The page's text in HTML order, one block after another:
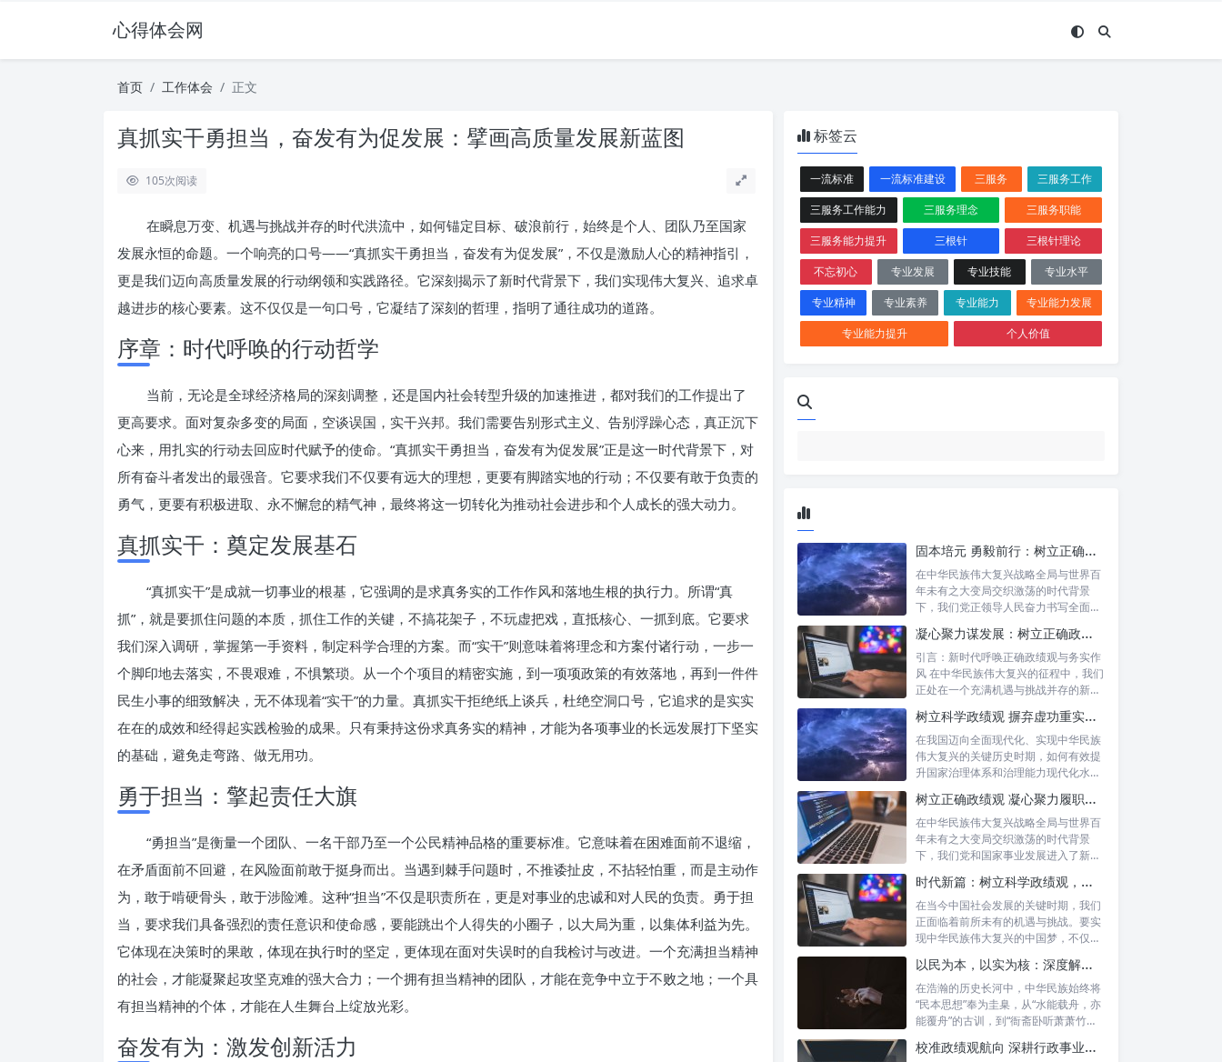
心得体会网
首页 工作体会 正文
真抓实干勇担当，奋发有为促发展：擘画高质量发展新蓝图
105次阅读
在瞬息万变、机遇与挑战并存的时代洪流中，如何锚定目标、破浪前行，始终是个人、团队乃至国家
发展永恒的命题。一个响亮的口号——“真抓实干勇担当，奋发有为促发展”，不仅是激励人心的精神指引，
更是我们迈向高质量发展的行动纲领和实践路径。它深刻揭示了新时代背景下，我们实现伟大复兴、追求卓
越进步的核心要素。这不仅仅是一句口号，它凝结了深刻的哲理，指明了通往成功的道路。
序章：时代呼唤的行动哲学
当前，无论是全球经济格局的深刻调整，还是国内社会转型升级的加速推进，都对我们的工作提出了
更高要求。面对复杂多变的局面，空谈误国，实干兴邦。我们需要告别形式主义、告别浮躁心态，真正沉下
心来，用扎实的行动去回应时代赋予的使命。“真抓实干勇担当，奋发有为促发展”正是这一时代背景下，对
所有奋斗者发出的最强音。它要求我们不仅要有远大的理想，更要有脚踏实地的行动；不仅要有敢于负责的
勇气，更要有积极进取、永不懈怠的精气神，最终将这一切转化为推动社会进步和个人成长的强大动力。
真抓实干：奠定发展基石
“真抓实干”是成就一切事业的根基，它强调的是求真务实的工作作风和落地生根的执行力。所谓“真
抓”，就是要抓住问题的本质，抓住工作的关键，不搞花架子，不玩虚把戏，直抵核心、一抓到底。它要求
我们深入调研，掌握第一手资料，制定科学合理的方案。而“实干”则意味着将理念和方案付诸行动，一步一
个脚印地去落实，不畏艰难，不惧繁琐。从一个个项目的精密实施，到一项项政策的有效落地，再到一件件
民生小事的细致解决，无不体现着“实干”的力量。真抓实干拒绝纸上谈兵，杜绝空洞口号，它追求的是实实
在在的成效和经得起实践检验的成果。只有秉持这份求真务实的精神，才能为各项事业的长远发展打下坚实
的基础，避免走弯路、做无用功。
勇于担当：擎起责任大旗
“勇担当”是衡量一个团队、一名干部乃至一个公民精神品格的重要标准。它意味着在困难面前不退缩，
在矛盾面前不回避，在风险面前敢于挺身而出。当遇到棘手问题时，不推诿扯皮，不拈轻怕重，而是主动作
为，敢于啃硬骨头，敢于涉险滩。这种“担当”不仅是职责所在，更是对事业的忠诚和对人民的负责。勇于担
当，要求我们具备强烈的责任意识和使命感，要能跳出个人得失的小圈子，以大局为重，以集体利益为先。
它体现在决策时的果敢，体现在执行时的坚定，更体现在面对失误时的自我检讨与改进。一个充满担当精神
的社会，才能凝聚起攻坚克难的强大合力；一个拥有担当精神的团队，才能在竞争中立于不败之地；一个具
有担当精神的个体，才能在人生舞台上绽放光彩。
奋发有为：激发创新活力
标签云
一流标准 一流标准建设 三服务
三服务工作
三服务工作能力
三服务理念
三服务职能
三服务能力提升
三根针
三根针理论
不忘初心
专业发展 专业技能
专业水平
专业精神
专业素养 专业能力
专业能力发展
专业能力提升
个人价值
固本培元 勇毅前行：树立正确政绩观，坚守初心勇担当的时代命题与实践方略
在中华民族伟大复兴战略全局与世界百
年未有之大变局交织激荡的时代背景
下，我们党正领导人民奋力书写全面建
凝心聚力谋发展：树立正确政绩理念，锤炼务实工作作风
引言：新时代呼唤正确政绩观与务实作
风 在中华民族伟大复兴的征程中，我们
正处在一个充满机遇与挑战并存的新时
树立科学政绩观 摒弃虚功重实绩：迈向高质量发展的必由之路
在我国迈向全面现代化、实现中华民族
伟大复兴的关键历史时期，如何有效提
升国家治理体系和治理能力现代化水
树立正确政绩观 凝心聚力履职尽责：新时代干事创业的根本遵循
在中华民族伟大复兴战略全局与世界百
年未有之大变局交织激荡的时代背景
下，我们党和国家事业发展进入了新的
时代新篇：树立科学政绩观，摒弃虚功重实绩，迈向高质量发展
在当今中国社会发展的关键时期，我们
正面临着前所未有的机遇与挑战。要实
现中华民族伟大复兴的中国梦，不仅需
以民为本，以实为核：深度解析坚守为民初心与正确政绩观念的融合路径
在浩瀚的历史长河中，中华民族始终将
“民本思想”奉为圭臬，从“水能载舟，亦
能覆舟”的古训，到“衙斋卧听萧萧竹，
校准政绩观航向 深耕行政事业本职：新时代高质量发展的核心密码